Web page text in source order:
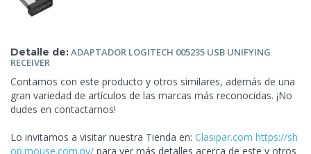
Detalle de:ADAPTADOR LOGITECH 005235 USB UNIFYING
RECEIVER
Contamos con este producto y otros similares, además de una
gran variedad de artículos de las marcas más reconocidas. ¡No
dudes en contactarnos!
Lo invitamos a visitar nuestra Tienda en: Clasipar.com https://sh
op.mouse.com.py/ para ver más detalles acerca de este y otros